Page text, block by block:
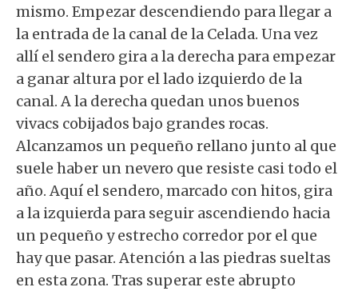
mismo. Empezar descendiendo para llegar a
la entrada de la canal de la Celada. Una vez
allí el sendero gira a la derecha para empezar
a ganar altura por el lado izquierdo de la
canal. A la derecha quedan unos buenos
vivacs cobijados bajo grandes rocas.
Alcanzamos un pequeño rellano junto al que
suele haber un nevero que resiste casi todo el
año. Aquí el sendero, marcado con hitos, gira
a la izquierda para seguir ascendiendo hacia
un pequeño y estrecho corredor por el que
hay que pasar. Atención a las piedras sueltas
en esta zona. Tras superar este abrupto